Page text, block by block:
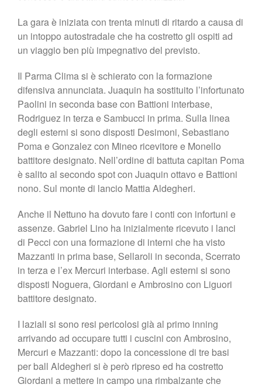
La gara è iniziata con trenta minuti di ritardo a causa di
un intoppo autostradale che ha costretto gli ospiti ad
un viaggio ben più impegnativo del previsto.
Il Parma Clima si è schierato con la formazione
difensiva annunciata. Juaquin ha sostituito l’infortunato
Paolini in seconda base con Battioni interbase,
Rodriguez in terza e Sambucci in prima. Sulla linea
degli esterni si sono disposti Desimoni, Sebastiano
Poma e Gonzalez con Mineo ricevitore e Monello
battitore designato. Nell’ordine di battuta capitan Poma
è salito al secondo spot con Juaquin ottavo e Battioni
nono. Sul monte di lancio Mattia Aldegheri.
Anche il Nettuno ha dovuto fare i conti con infortuni e
assenze. Gabriel Lino ha inizialmente ricevuto i lanci
di Pecci con una formazione di interni che ha visto
Mazzanti in prima base, Sellaroli in seconda, Scerrato
in terza e l’ex Mercuri interbase. Agli esterni si sono
disposti Noguera, Giordani e Ambrosino con Liguori
battitore designato.
I laziali si sono resi pericolosi già al primo inning
arrivando ad occupare tutti i cuscini con Ambrosino,
Mercuri e Mazzanti: dopo la concessione di tre basi
per ball Aldegheri si è però ripreso ed ha costretto
Giordani a mettere in campo una rimbalzante che